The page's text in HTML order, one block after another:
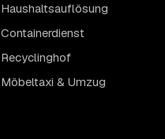
Haushaltsauflösung
Containerdienst
Recyclinghof
Möbeltaxi & Umzug